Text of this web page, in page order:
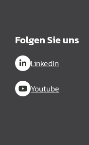
Folgen Sie uns
LinkedIn
Youtube